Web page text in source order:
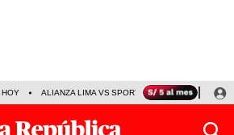
HOY ALIANZA LIMA VS SPORT BOYS JORGE